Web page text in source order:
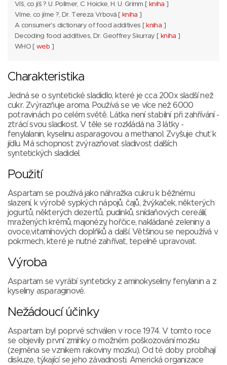
Víš, co jíš ? U. Pollmer, C. Hoicke, H. U. Grimm [ kniha ]
Víme, co jíme ?, Dr. Tereza Vrbová [ kniha ]
A consumer's dictionary of food additives [ kniha ]
Decoding food additives, Dr. Geoffrey Skurray [ kniha ]
WHO [web ]
Charakteristika
Jedná se o syntetické sladidlo, které je cca 200x sladší než
cukr. Zvýrazňuje aroma. Používá se ve více než 6000
potravinách po celém světě. Látka není stabilní při zahřívání -
ztrácí svou sladkost. V těle se rozkládá na 3 látky -
fenylalanin, kyselinu asparagovou a methanol. Zvyšuje chuť k
jídlu. Má schopnost zvýrazňovat sladivost dalších
syntetických sladidel.
Použití
Aspartam se používá jako náhražka cukru k běžnému
slazení, k výrobě sypkých nápojů, čajů, žvýkaček, některých
jogurtů, některých dezertů, pudinků, snídaňových cereálií,
mražených krémů, majonézy, hořčice, nakládané zeleniny a
ovoce,vitamínových doplňků a další. Většinou se nepoužívá v
pokrmech, které je nutné zahřívat, tepelně upravovat.
Výroba
Aspartam se vyrábí synteticky z aminokyseliny fenylanin a z
kyseliny asparaginové.
Nežádoucí účinky
Aspartam byl poprvé schválen v roce 1974. V tomto roce
se objevily první zmínky o možném poškozování mozku
(zejména se vznikem rakoviny mozku). Od té doby probíhají
diskuze, týkající se jeho závadnosti. Americká organizace